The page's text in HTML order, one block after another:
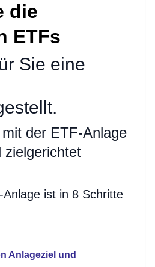
die
ETFs
Sie eine
der ETF-Anlage
zielgerichtet
ist in 8 Schritte
Anlageziel und